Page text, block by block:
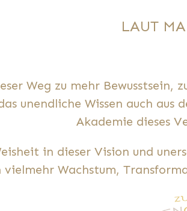
LAUT
Weg zu mehr Bewusstsein,
unendliche Wissen auch
Akademie dieses
in dieser Vision und
vielmehr Wachstum,